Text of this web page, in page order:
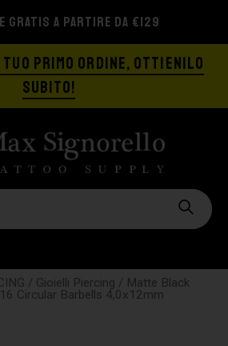
GRATIS A PARTIRE DA €129
PRIMO ORDINE, OTTIENILO
SUBITO!
/ Gioielli Piercing / Matte Black
Circular Barbells 4,0x12mm